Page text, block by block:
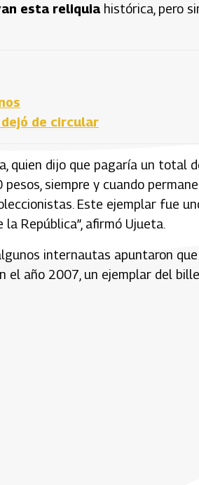
esta reliquia histórica, pero
de circular
quien dijo que pagaría un total
siempre y cuando
Este ejemplar fue
República”, afirmó Ujueta.
internautas apuntaron
el año 2007, un ejemplar del